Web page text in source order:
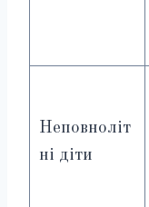
Неповноліт
ні діти